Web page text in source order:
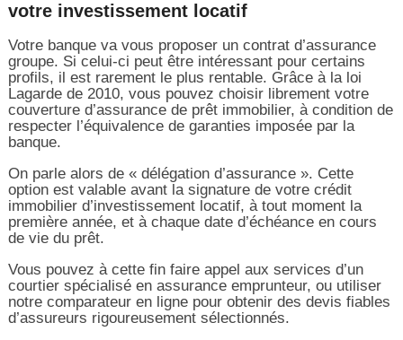
votre investissement locatif
Votre banque va vous proposer un contrat d’assurance
groupe. Si celui-ci peut être intéressant pour certains
profils, il est rarement le plus rentable. Grâce à la loi
Lagarde de 2010, vous pouvez choisir librement votre
couverture d’assurance de prêt immobilier, à condition de
respecter l’équivalence de garanties imposée par la
banque.
On parle alors de « délégation d’assurance ». Cette
option est valable avant la signature de votre crédit
immobilier d’investissement locatif, à tout moment la
première année, et à chaque date d’échéance en cours
de vie du prêt.
Vous pouvez à cette fin faire appel aux services d’un
courtier spécialisé en assurance emprunteur, ou utiliser
notre comparateur en ligne pour obtenir des devis fiables
d’assureurs rigoureusement sélectionnés.